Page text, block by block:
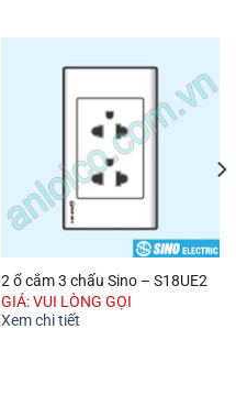
2 ổ cắm 3 chấu Sino – S18UE2
GIÁ: VUI LÒNG GỌI
Xem chi tiết